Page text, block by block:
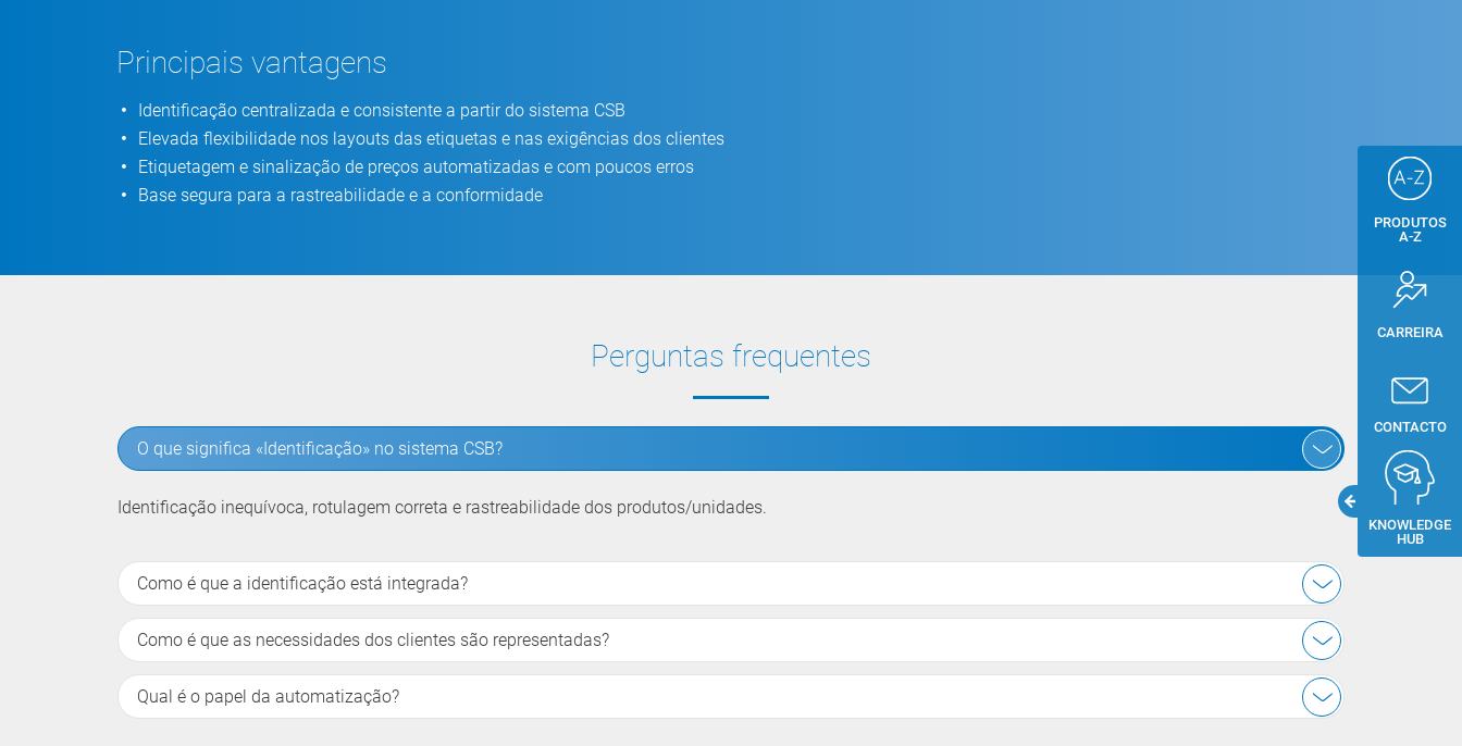
Principais vantagens
Identificação centralizada e consistente a partir do sistema CSB
Elevada flexibilidade nos layouts das etiquetas e nas exigências dos clientes
Etiquetagem e sinalização de preços automatizadas e com poucos erros
Base segura para a rastreabilidade e a conformidade
Perguntas frequentes
O que significa «Identificação» no sistema CSB?
Identificação inequívoca, rotulagem correta e rastreabilidade dos produtos/unidades.
Como é que a identificação está integrada?
Como é que as necessidades dos clientes são representadas?
Qual é o papel da automatização?
PRODUTOS
A-Z
CARREIRA
CONTACTO
KNOWLEDGE
HUB